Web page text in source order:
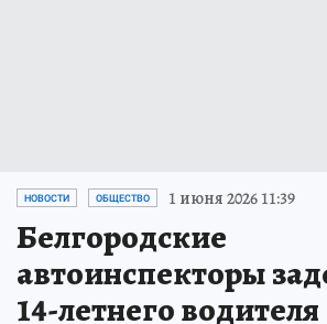
НОВОСТИ ОБЩЕСТВО 1 июня 2026 11:39
Белгородские
автоинспекторы
14-летнего водителя